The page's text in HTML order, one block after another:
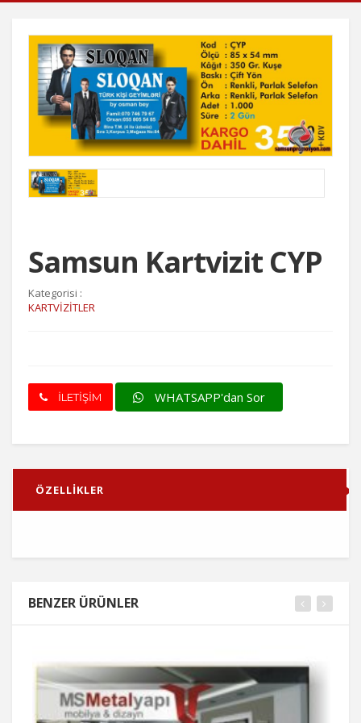
Samsun Kartvizit CYP
Kategorisi :
KARTVİZİTLER
İLETİŞİM WHATSAPP'dan Sor
ÖZELLİKLER
BENZER ÜRÜNLER